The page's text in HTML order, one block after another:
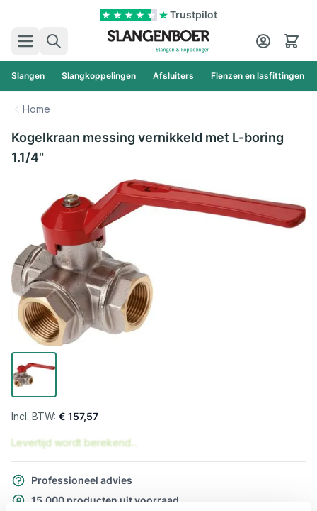
Trustpilot
Zoek
Cart
Slangen Slangkoppelingen Afsluiters Flenzen en lasfittingen
Home
Kogelkraan messing vernikkeld met L-boring
1.1/4"
€ 157,57
Levertijd wordt berekend...
Professioneel advies
15.000 producten uit voorraad